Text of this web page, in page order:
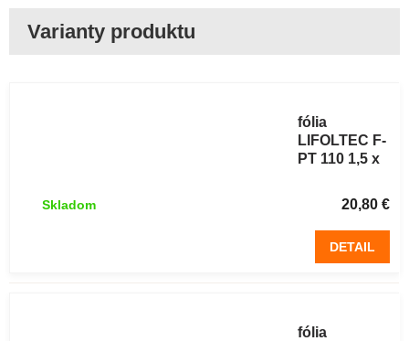
fólia
LIFOLTEC F-
PT 110 1,5 x
20,80 €
Skladom
DETAIL
fólia